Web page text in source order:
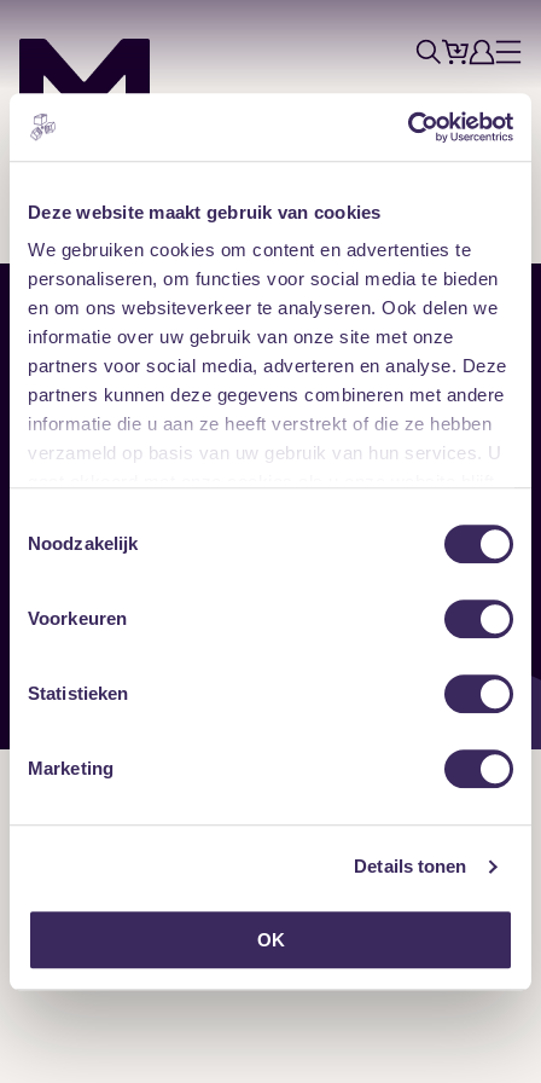
Deze website maakt gebruik van cookies
We gebruiken cookies om content en advertenties te
personaliseren, om functies voor social media te bieden
en om ons websiteverkeer te analyseren. Ook delen we
informatie over uw gebruik van onze site met onze
partners voor social media, adverteren en analyse. Deze
partners kunnen deze gegevens combineren met andere
informatie die u aan ze heeft verstrekt of die ze hebben
verzameld op basis van uw gebruik van hun services. U
Noodzakelijk
Voorkeuren
Statistieken
Marketing
Details tonen
OK
ZoekTicketsAccount
Menu
Sitemap
Home
Vrijwilligers
Verhuur
Disclaimer
Toegankelijkheid
Privacy & cookies
Follow
Onze nieuwsbrief ontvangen?